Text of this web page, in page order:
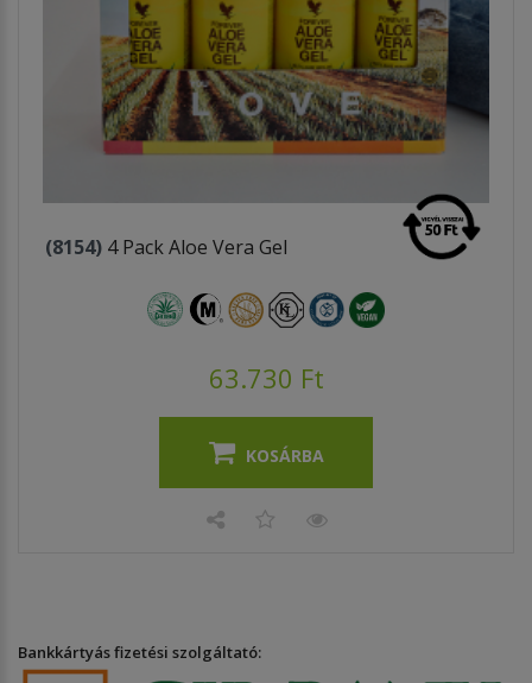
(8154) 4 Pack Aloe Vera Gel
63.730 Ft
KOSÁRBA
Bankkártyás fizetési szolgáltató: